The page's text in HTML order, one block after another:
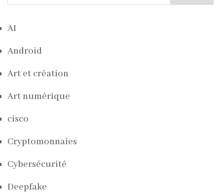
AI
Android
Art et création
Art numérique
cisco
Cryptomonnaies
Cybersécurité
Deepfake